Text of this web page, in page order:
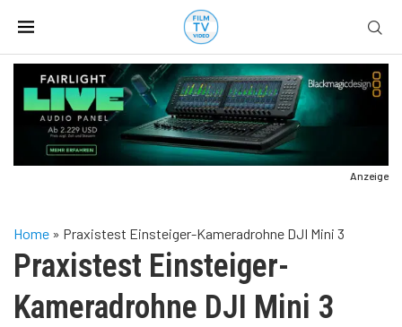
Anzeige
Home » Praxistest Einsteiger-Kameradrohne DJI Mini 3
Praxistest Einsteiger-
Kameradrohne DJI Mini 3